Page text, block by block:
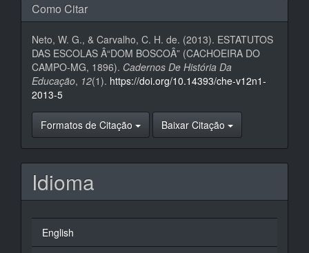
Como Citar
Neto, W. G., & Carvalho, C. H. de. (2013). ESTATUTOS
DAS ESCOLAS Â“DOM BOSCOÂ” (CACHOEIRA DO
CAMPO-MG, 1896). Cadernos De História Da
Educação, 12(1). https://doi.org/10.14393/che-v12n1-
2013-5
Formatos de Citação Baixar Citação
Idioma
English